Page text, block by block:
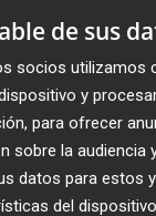
hay que
por un
el flamenco
acompañada,
la pieza, así
(Miquel Álvarez
de sus
socios utilizamos
y
para ofrecer
sobre la audiencia
datos para estos
del